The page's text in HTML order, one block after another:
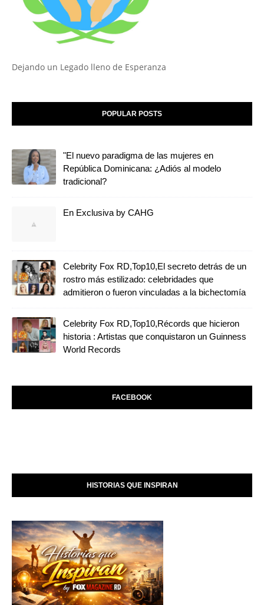
Dejando un Legado lleno de Esperanza
POPULAR POSTS
"El nuevo paradigma de las mujeres en
República Dominicana: ¿Adiós al modelo
tradicional?
En Exclusiva by CAHG
Celebrity Fox RD,Top10,El secreto detrás de un
rostro más estilizado: celebridades que
admitieron o fueron vinculadas a la bichectomía
Celebrity Fox RD,Top10,Récords que hicieron
historia : Artistas que conquistaron un Guinness
World Records
FACEBOOK
HISTORIAS QUE INSPIRAN